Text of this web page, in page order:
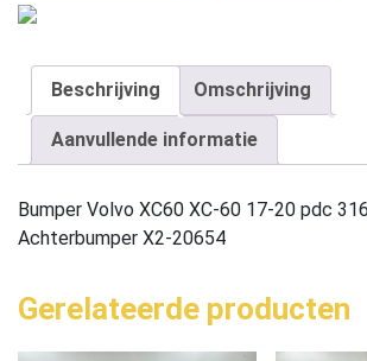
Beschrijving Omschrijving
Aanvullende informatie
Bumper Volvo XC60 XC-60 17-20 pdc
Achterbumper X2-20654
Gerelateerde producten